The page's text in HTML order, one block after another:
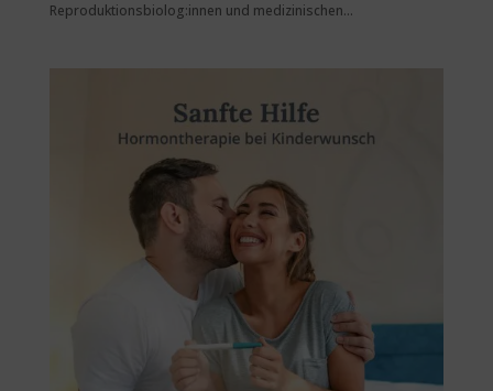
Reproduktionsbiolog:innen und medizinischen...